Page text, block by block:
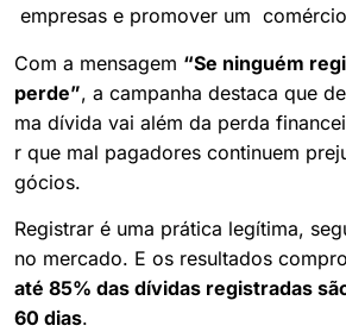
empresas e promover um
Com a mensagem “Se ninguém
perde”, a campanha destaca que
ma dívida vai além da perda
r que mal pagadores continuem
gócios.
Registrar é uma prática legítima,
no mercado. E os resultados
até 85% das dívidas registradas
60 dias.